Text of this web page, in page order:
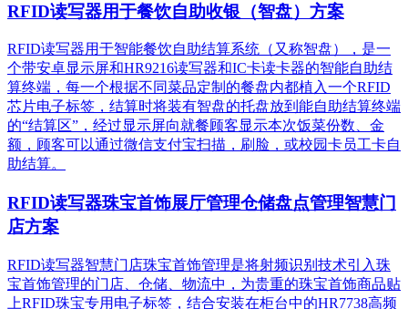
RFID读写器用于餐饮自助收银（智盘）方案
RFID读写器用于智能餐饮自助结算系统（又称智盘），是一
个带安卓显示屏和HR9216读写器和IC卡读卡器的智能自助结
算终端，每一个根据不同菜品定制的餐盘内都植入一个RFID
芯片电子标签，结算时将装有智盘的托盘放到能自助结算终端
的“结算区”，经过显示屏向就餐顾客显示本次饭菜份数、金
额，顾客可以通过微信支付宝扫描，刷脸，或校园卡员工卡自
助结算。
RFID读写器珠宝首饰展厅管理仓储盘点管理智慧门
店方案
RFID读写器智慧门店珠宝首饰管理是将射频识别技术引入珠
宝首饰管理的门店、仓储、物流中，为贵重的珠宝首饰商品贴
上RFID珠宝专用电子标签，结合安装在柜台中的HR7738高频